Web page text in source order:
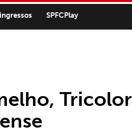
SPFCPlay
Tricolor